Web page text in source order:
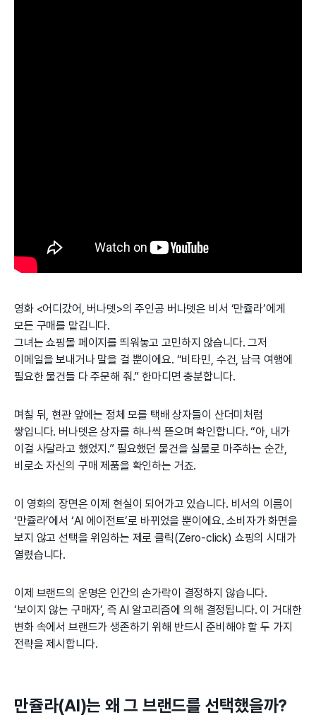
영화 <어디갔어, 버나뎃>의 주인공 버나뎃은 비서 ‘만쥴라’에게
모든 구매를 맡깁니다.
그녀는 쇼핑몰 페이지를 띄워놓고 고민하지 않습니다. 그저
이메일을 보내거나 말을 걸 뿐이에요. “비타민, 수건, 남극 여행에
필요한 물건들 다 주문해 줘.” 한마디면 충분합니다.
며칠 뒤, 현관 앞에는 정체 모를 택배 상자들이 산더미처럼
쌓입니다. 버나뎃은 상자를 하나씩 뜯으며 확인합니다. “아, 내가
이걸 사달라고 했었지.” 필요했던 물건을 실물로 마주하는 순간,
비로소 자신의 구매 제품을 확인하는 거죠.
이 영화의 장면은 이제 현실이 되어가고 있습니다. 비서의 이름이
‘만쥴라’에서 ‘AI 에이전트’로 바뀌었을 뿐이에요. 소비자가 화면을
보지 않고 선택을 위임하는 제로 클릭(Zero-click) 쇼핑의 시대가
열렸습니다.
이제 브랜드의 운명은 인간의 손가락이 결정하지 않습니다.
‘보이지 않는 구매자’, 즉 AI 알고리즘에 의해 결정됩니다. 이 거대한
변화 속에서 브랜드가 생존하기 위해 반드시 준비해야 할 두 가지
전략을 제시합니다.
만쥴라(AI)는 왜 그 브랜드를 선택했을까?